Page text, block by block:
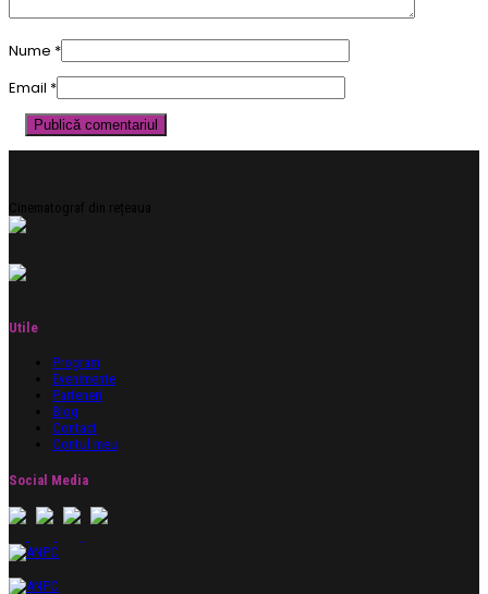
Nume *
Email *
Cinematograf din rețeaua
Utile
Program
Evenimente
Parteneri
Blog
Contact
Contul meu
Social Media